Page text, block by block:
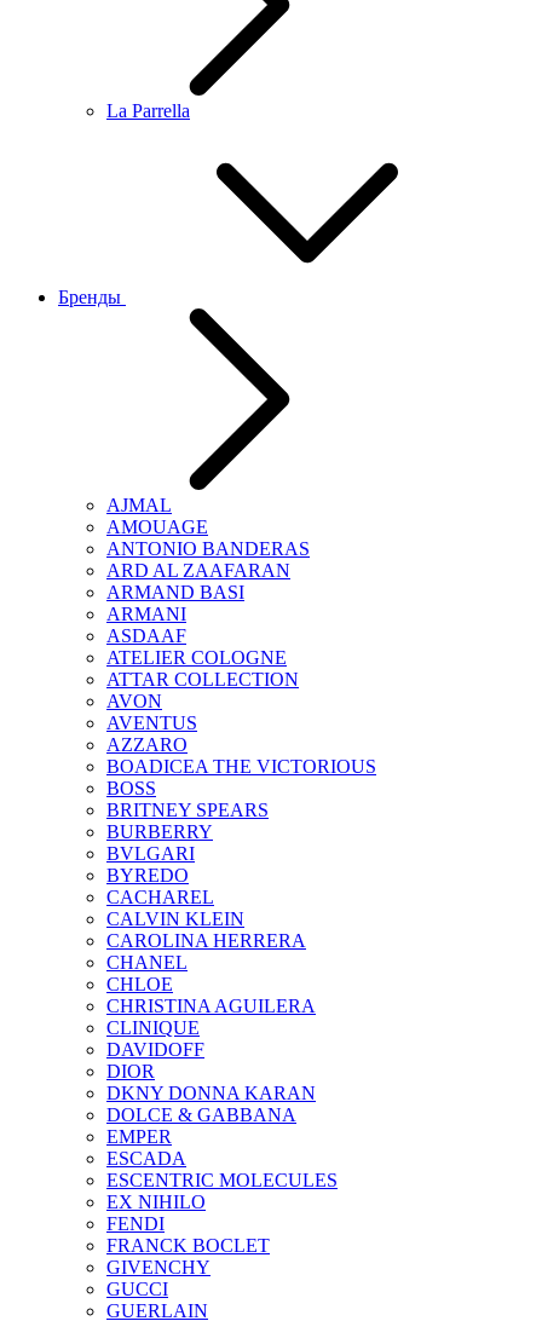
La Parrella
Бренды
AJMAL
AMOUAGE
ANTONIO BANDERAS
ARD AL ZAAFARAN
ARMAND BASI
ARMANI
ASDAAF
ATELIER COLOGNE
ATTAR COLLECTION
AVON
AVENTUS
AZZARO
BOADICEA THE VICTORIOUS
BOSS
BRITNEY SPEARS
BURBERRY
BVLGARI
BYREDO
CACHAREL
CALVIN KLEIN
CAROLINA HERRERA
CHANEL
CHLOE
CHRISTINA AGUILERA
CLINIQUE
DAVIDOFF
DIOR
DKNY DONNA KARAN
DOLCE & GABBANA
EMPER
ESCADA
ESCENTRIC MOLECULES
EX NIHILO
FENDI
FRANCK BOCLET
GIVENCHY
GUCCI
GUERLAIN